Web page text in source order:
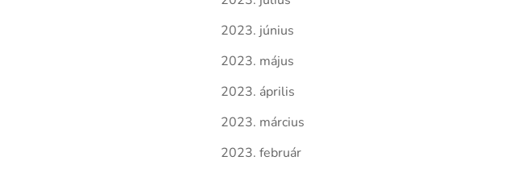
2023. június
2023. május
2023. április
2023. március
2023. február